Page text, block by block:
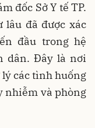
đốc Sở Y tế TP.
lâu đã được xác
đầu trong hệ
dân. Đây là nơi
các tình huống
nhiễm và phòng